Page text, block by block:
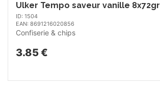
Ulker Tempo saveur vanille 8x72gr
ID: 1504
EAN: 8691216020856
Confiserie & chips
3.85 €